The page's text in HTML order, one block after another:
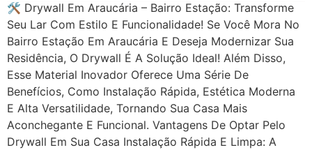
🛠 Drywall Em Araucária – Bairro Estação: Transforme
Seu Lar Com Estilo E Funcionalidade! Se Você Mora No
Bairro Estação Em Araucária E Deseja Modernizar Sua
Residência, O Drywall É A Solução Ideal! Além Disso,
Esse Material Inovador Oferece Uma Série De
Benefícios, Como Instalação Rápida, Estética Moderna
E Alta Versatilidade, Tornando Sua Casa Mais
Aconchegante E Funcional. Vantagens De Optar Pelo
Drywall Em Sua Casa Instalação Rápida E Limpa: A